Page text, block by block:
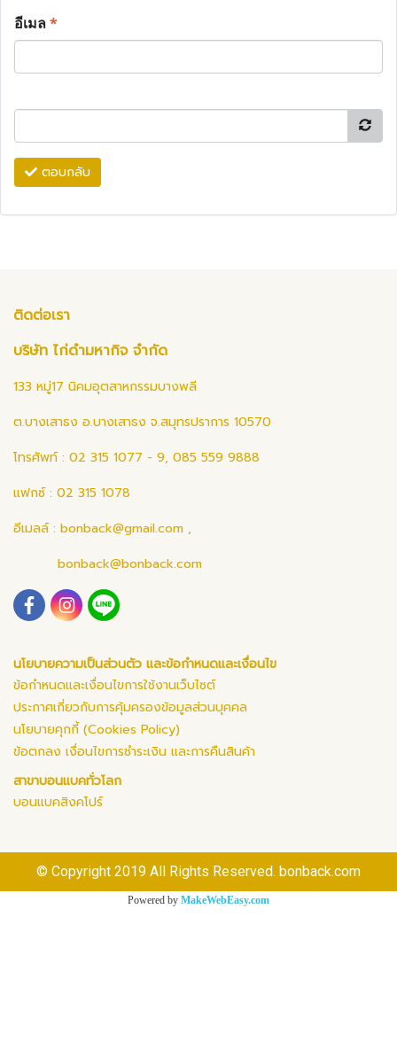
อีเมล*
ตอบกลับ
ติดต่อเรา
บริษัท ไก่ดำมหากิจ จำกัด
133 หมู่17 นิคมอุตสาหกรรมบางพลี
ต.บางเสาธง อ.บางเสาธง จ.สมุทรปราการ 10570
โทรศัพท์ : 02 315 1077 - 9, 085 559 9888
แฟกซ์ : 02 315 1078
อีเมลล์ : bonback@gmail.com ,
bonback@bonback.com
นโยบายความเป็นส่วนตัว และข้อกำหนดและเงื่อนไข
ข้อกำหนดและเงื่อนไขการใช้งานเว็บไซต์
ประกาศเกี่ยวกับการคุ้มครองข้อมูลส่วนบุคคล
นโยบายคุกกี้ (Cookies Policy)
ข้อตกลง เงื่อนไขการชำระเงิน และการคืนสินค้า
สาขาบอนแบคทั่วโลก
บอนแบคสิงคโปร์
© Copyright 2019 All Rights Reserved. bonback.com
Powered by MakeWebEasy.com